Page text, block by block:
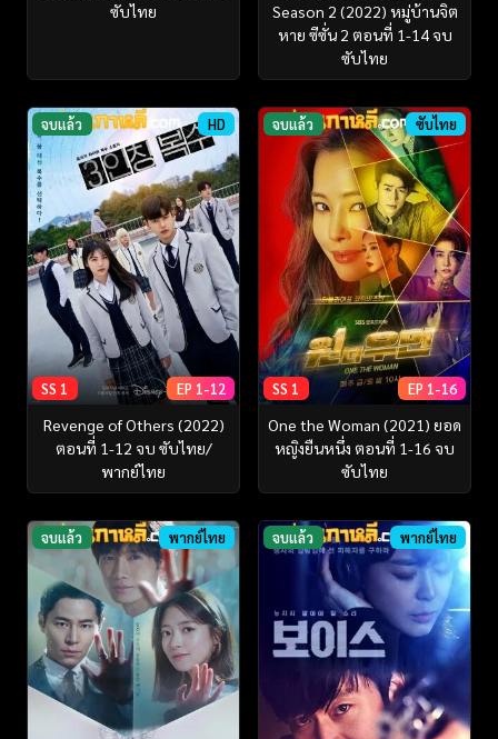
ซับไทย
Season 2 (2022) หมู่บ้านจิต
หาย ซีซั่น 2 ตอนที่ 1-14 จบ
ซับไทย
จบแล้ว HD
SS 1 EP 1-12
Revenge of Others (2022)
ตอนที่ 1-12 จบ ซับไทย/
พากย์ไทย
จบแล้ว ซับไทย
SS 1 EP 1-16
One the Woman (2021) ยอด
หญิงยืนหนึ่ง ตอนที่ 1-16 จบ
ซับไทย
จบแล้ว พากย์ไทย จบแล้ว พากย์ไทย